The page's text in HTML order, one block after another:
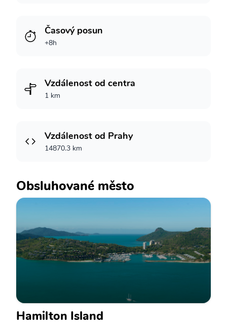
Časový posun
+8h
Vzdálenost od centra
1 km
Vzdálenost od Prahy
14870.3 km
Obsluhované město
Hamilton Island